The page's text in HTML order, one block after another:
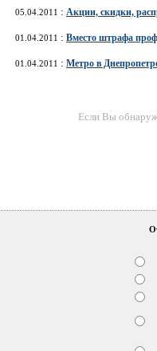
05.04.2011 : Акции, скидки,
01.04.2011 : Вместо штрафа
01.04.2011 : Метро в
Если Вы